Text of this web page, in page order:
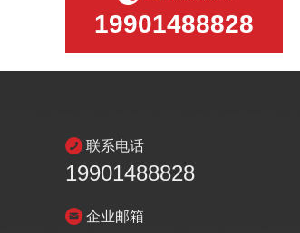
19901488828
联系电话
19901488828
企业邮箱